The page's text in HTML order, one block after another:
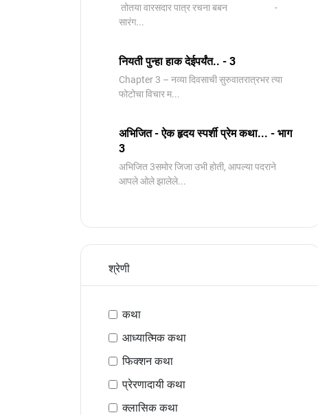
तोतया वारसदार पात्र रचना बबन -
सारंग...
नियती पुन्हा हाक देईपर्यंत.. - 3
Chapter 3 – नव्या दिवसाची सुरुवातरात्रभर त्या
फोटोचा विचार म...
अभिजित - ऐक हृदय स्पर्शी प्रेम कथा... - भाग
3
️अभिजित ️3समोर जिजा उभी होती, आपल्या पदराने
आपले ओले झालेले...
श्रेणी
कथा
आध्यात्मिक कथा
फिक्शन कथा
प्रेरणादायी कथा
क्लासिक कथा